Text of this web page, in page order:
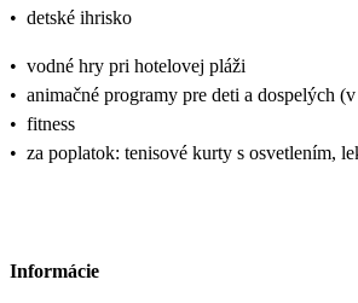
• detské ihrisko
• vodné hry pri hotelovej pláži
• animačné programy pre deti a dospelých (v
• fitness
• za poplatok: tenisové kurty s osvetlením,
Informácie